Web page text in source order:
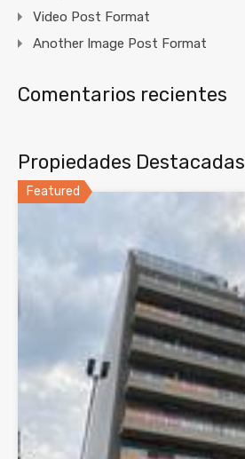
Video Post Format
Another Image Post Format
Comentarios recientes
Propiedades Destacadas
Featured